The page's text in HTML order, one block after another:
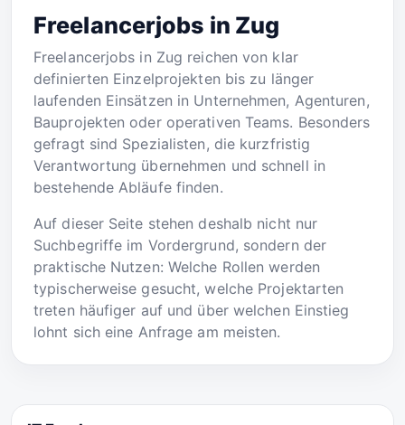
Freelancerjobs in Zug
Freelancerjobs in Zug reichen von klar
definierten Einzelprojekten bis zu länger
laufenden Einsätzen in Unternehmen, Agenturen,
Bauprojekten oder operativen Teams. Besonders
gefragt sind Spezialisten, die kurzfristig
Verantwortung übernehmen und schnell in
bestehende Abläufe finden.
Auf dieser Seite stehen deshalb nicht nur
Suchbegriffe im Vordergrund, sondern der
praktische Nutzen: Welche Rollen werden
typischerweise gesucht, welche Projektarten
treten häufiger auf und über welchen Einstieg
lohnt sich eine Anfrage am meisten.